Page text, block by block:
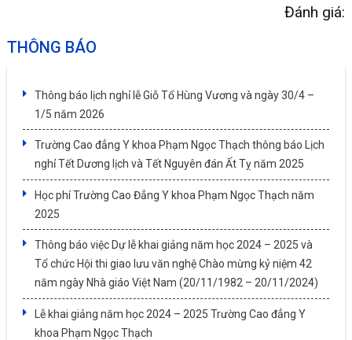
Đánh giá:
THÔNG BÁO
Thông báo lịch nghỉ lễ Giỗ Tổ Hùng Vương và ngày 30/4 –
1/5 năm 2026
Trường Cao đẳng Y khoa Phạm Ngọc Thạch thông báo Lịch
nghỉ Tết Dương lịch và Tết Nguyên đán Ất Tỵ năm 2025
Học phí Trường Cao Đẳng Y khoa Phạm Ngọc Thạch năm
2025
Thông báo việc Dự lễ khai giảng năm học 2024 – 2025 và
Tổ chức Hội thi giao lưu văn nghệ Chào mừng kỷ niệm 42
năm ngày Nhà giáo Việt Nam (20/11/1982 – 20/11/2024)
Lễ khai giảng năm học 2024 – 2025 Trường Cao đẳng Y
khoa Phạm Ngọc Thạch